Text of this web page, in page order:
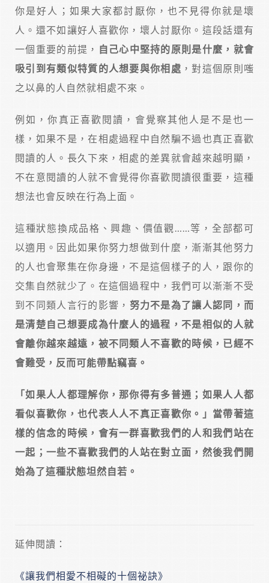
你是好人；如果大家都討厭你，也不見得你就是壞
人。還不如讓好人喜歡你，壞人討厭你。這段話還有
一個重要的前提， 自己心中堅持的原則是什麼，就會
吸引到有類似特質的人想要與你相處 ，對這個原則嗤
之以鼻的人自然就相處不來。
例如，你真正喜歡閱讀，會覺察其他人是不是也一
樣，如果不是，在相處過程中自然騙不過也真正喜歡
閱讀的人。長久下來，相處的差異就會越來越明顯，
不在意閱讀的人就不會覺得你喜歡閱讀很重要，這種
想法也會反映在行為上面。
這種狀態換成品格、興趣、價值觀……等，全部都可
以適用。因此如果你努力想做到什麼，漸漸其他努力
的人也會聚集在你身邊，不是這個樣子的人，跟你的
交集自然就少了。在這個過程中，我們可以漸漸不受
到不同類人言行的影響， 努力不是為了讓人認同，而
是清楚自己想要成為什麼人的過程，不是相似的人就
會離你越來越遠，被不同類人不喜歡的時候，已經不
會難受，反而可能帶點竊喜。
「如果人人都理解你，那你得有多普通；如果人人都
看似喜歡你，也代表人人不真正喜歡你。」當帶著這
樣的信念的時候，會有一群喜歡我們的人和我們站在
一起；一些不喜歡我們的人站在對立面，然後我們開
始為了這種狀態坦然自若。
延伸閱讀：
《讓我們相愛不相礙的十個祕訣》